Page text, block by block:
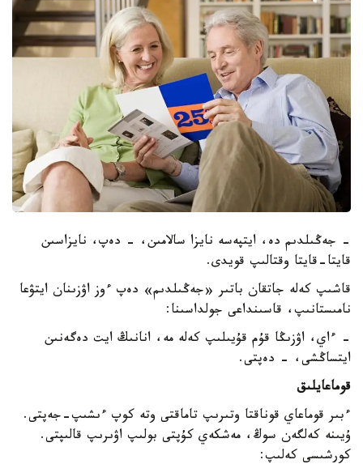
- جەڭىلدىم دە، ايتپەسە نايزا سالامىن، - دەپ، نايزاسىن
قايتا-قايتا وقتالىپ قويدى.
قاشىپ كەلە جاتقان باتىر «جەڭىلدىم» دەپ ءوز اۋزىنان ايتۋعا
نامىستانىپ، قاسىنداعى جولداسىنا:
- ءاي، اۋزىڭا قۇم قۇيىلىپ كەلە مە، انانىڭ ايت دەگەنىن
ايتساڭشى، - دەپتى.
قوماعايلىق
ءبىر قوماعاي قوناقتا وتىرىپ تاماقتى وتە كوپ ءىشىپ-جەپتى.
ۇيىنە كەلگەن سوڭ، مەشكەي كۇپتى بولىپ اۋىرىپ قالىپتى.
كورشىسى كەلىپ: